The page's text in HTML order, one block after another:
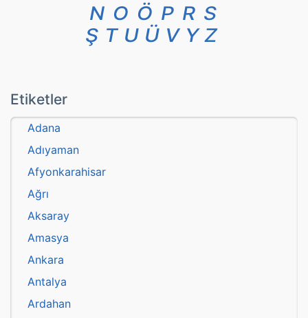
N O Ö P R S
Ş T U Ü V Y Z
Etiketler
Adana
Adıyaman
Afyonkarahisar
Ağrı
Aksaray
Amasya
Ankara
Antalya
Ardahan